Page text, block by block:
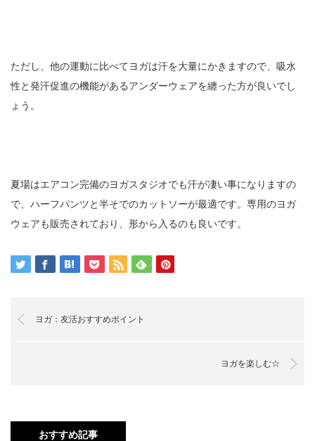
ただし、他の運動に比べてヨガは汗を大量にかきますので、吸水
性と発汗促進の機能があるアンダーウェアを纏った方が良いでし
ょう。
夏場はエアコン完備のヨガスタジオでも汗が凄い事になりますの
で、ハーフパンツと半そでのカットソーが最適です。専用のヨガ
ウェアも販売されており、形から入るのも良いです。
ヨガ：友活おすすめポイント
ヨガを楽しむ☆
おすすめ記事